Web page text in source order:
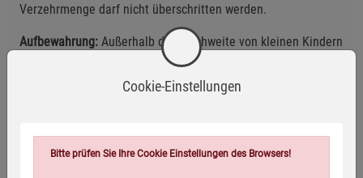
Verzehrmenge darf nicht überschritten werden.
Aufbewahrung: Außerhalb der Reichweite von kleinen Kindern
aufbewahren! Kühl, trocken und dunkel lagern.
Cookie-Einstellungen
Bitte prüfen Sie Ihre Cookie Einstellungen des Browsers!